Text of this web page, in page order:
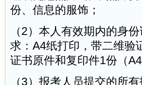
份、信息的服饰；
（2）本人有效期内的身
求：A4纸打印，带二维验
证书原件和复印件1份（A4
（3）报考人员提交的所